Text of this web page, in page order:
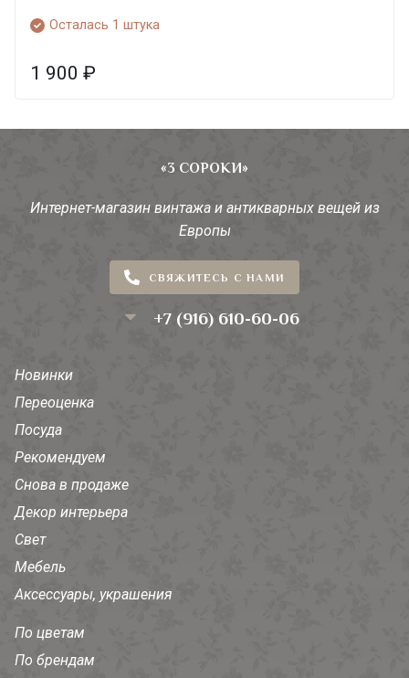
Осталась 1 штука
1 900 ₽
«3 СОРОКИ»
Интернет-магазин винтажа и антикварных вещей из
Европы
СВЯЖИТЕСЬ С НАМИ
+7 (916) 610-60-06
Новинки
Переоценка
Посуда
Рекомендуем
Снова в продаже
Декор интерьера
Свет
Мебель
Аксессуары, украшения
По цветам
По брендам